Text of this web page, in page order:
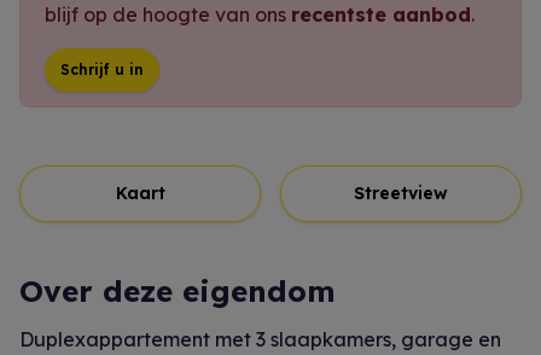
blijf op de hoogte van ons recentste aanbod.
Schrijf u in
Kaart Streetview
Over deze eigendom
Duplexappartement met 3 slaapkamers, garage en